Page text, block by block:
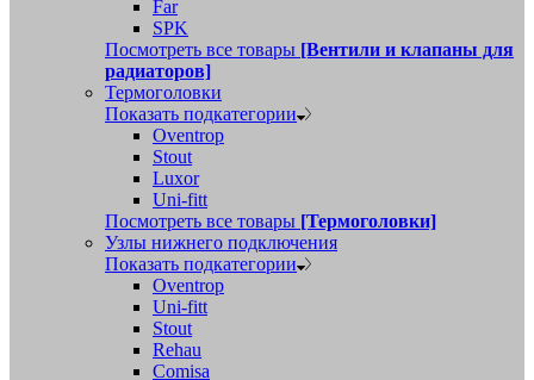
Far
SPK
Посмотреть все товары [Вентили и клапаны для
радиаторов]
Термоголовки
Показать подкатегории
Oventrop
Stout
Luxor
Uni-fitt
Посмотреть все товары [Термоголовки]
Узлы нижнего подключения
Показать подкатегории
Oventrop
Uni-fitt
Stout
Rehau
Comisa